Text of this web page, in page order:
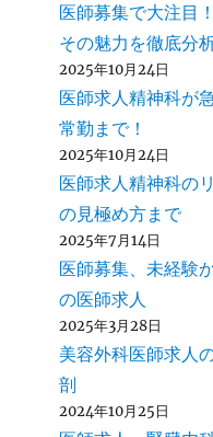
医師募集で大注目
その魅力を徹底分
2025年10月24日
医師求人精神科が
常勤まで！
2025年10月24日
医師求人精神科の
の見極め方まで
2025年7月14日
医師募集、未経験
の医師求人
2025年3月28日
美容外科医師求人
剖
2024年10月25日